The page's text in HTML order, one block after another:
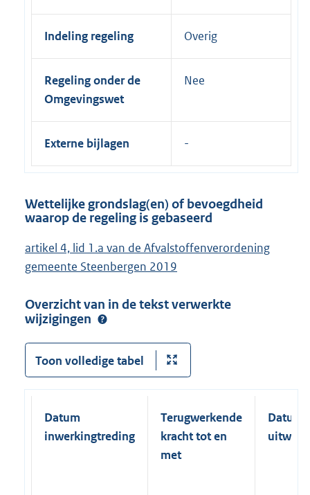
Indeling regeling Overig
Regeling onder de
Omgevingswet
Nee
Externe bijlagen
Wettelijke grondslag(en) of bevoegdheid
waarop de regeling is gebaseerd
artikel 4, lid 1.a van de Afvalstoffenverordening
gemeente Steenbergen 2019
Overzicht van in de tekst verwerkte
wijzigingen
Toon volledige tabel
Datum
inwerkingtreding
Terugwerkende
kracht tot en
met
Datum